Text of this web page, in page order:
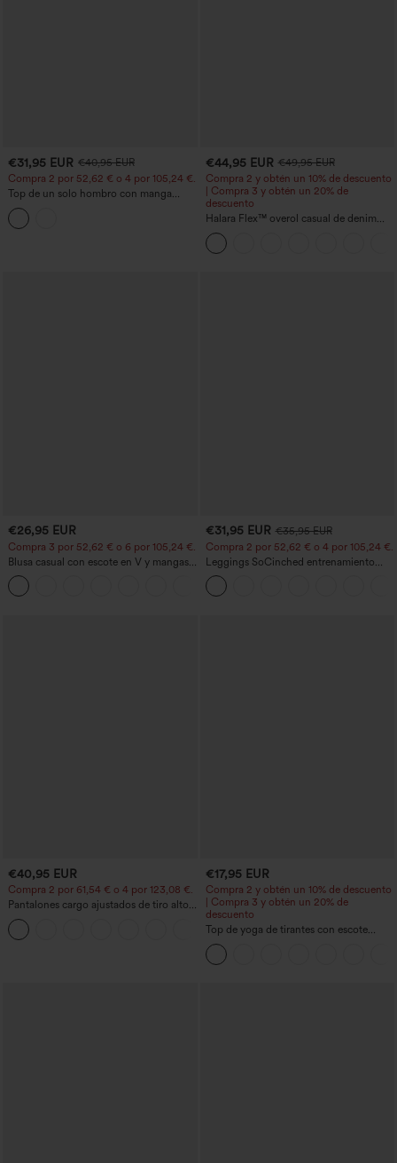
€31,95 EUR €40,95 EUR
Compra 2 por 52,62 € o 4 por 105,24 €.
Top de un solo hombro con manga
corta, dobladillo curvo high‑low,
sujetador integrado y estampado de
lunares, estilo casual
€44,95 EUR €49,95 EUR
Compra 2 y obtén un 10% de descuento
| Compra 3 y obtén un 20% de
descuento
Halara Flex™ overol casual de denim
lavado con escote en V y bolsillos
€26,95 EUR
Compra 3 por 52,62 € o 6 por 105,24 €.
Blusa casual con escote en V y mangas
cortas abullonadas
€31,95 EUR €35,95 EUR
Compra 2 por 52,62 € o 4 por 105,24 €.
Leggings SoCinched entrenamiento
moldeador abdomen bolsillo lateral tiro
alto
€40,95 EUR
Compra 2 por 61,54 € o 4 por 123,08 €.
Pantalones cargo ajustados de tiro alto
con múltiples bolsillos y cremallera con
botones
+10
€17,95 EUR
Compra 2 y obtén un 10% de descuento
| Compra 3 y obtén un 20% de
descuento
Top de yoga de tirantes con escote
redondo, fruncido y tacto fresco -
UPF50+